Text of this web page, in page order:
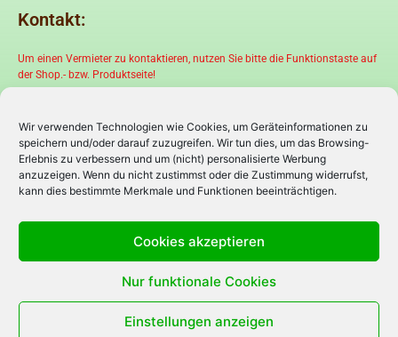
Wir verwenden Technologien wie Cookies, um Geräteinformationen zu
speichern und/oder darauf zuzugreifen. Wir tun dies, um das Browsing-
Erlebnis zu verbessern und um (nicht) personalisierte Werbung
anzuzeigen. Wenn du nicht zustimmst oder die Zustimmung widerrufst,
kann dies bestimmte Merkmale und Funktionen beeinträchtigen.
Cookies akzeptieren
Nur funktionale Cookies
Einstellungen anzeigen
Kontakt:
Um einen Vermieter zu kontaktieren, nutzen Sie bitte die Funktionstaste auf
der Shop.- bzw. Produktseite!